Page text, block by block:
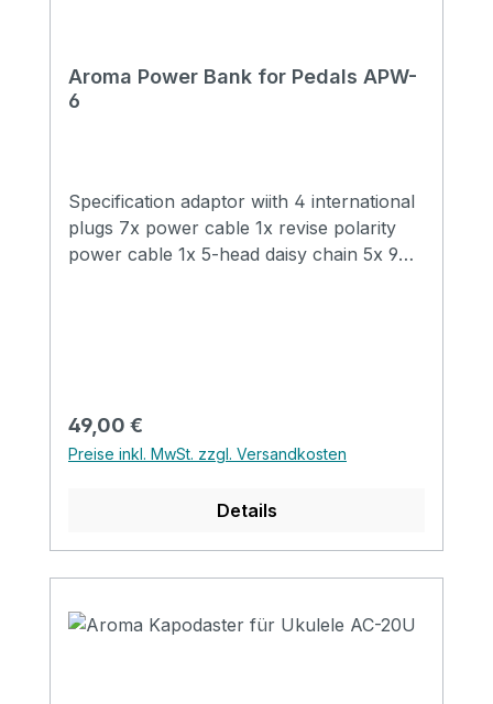
Aroma Power Bank for Pedals APW-
6
Specification adaptor wiith 4 international
plugs 7x power cable 1x revise polarity
power cable 1x 5-head daisy chain 5x 9V
Regulärer Preis:
49,00 €
Preise inkl. MwSt. zzgl. Versandkosten
Details